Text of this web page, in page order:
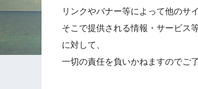
リンクやバナー等によって他のサ
そこで提供される情報・サービス
に対して、
一切の責任を負いかねますのでご